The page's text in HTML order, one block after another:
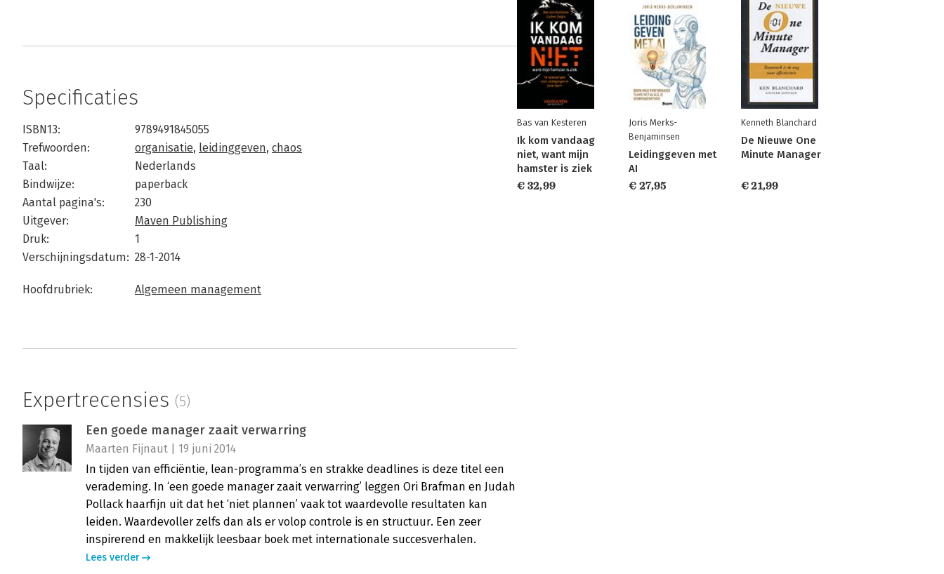
Specificaties
ISBN13:
9789491845055
Trefwoorden:
organisatie, leidinggeven, chaos
Taal:
Nederlands
Bindwijze:
paperback
Aantal pagina's:
230
Uitgever:
Maven Publishing
Druk:
1
Verschijningsdatum: 28-1-2014
Hoofdrubriek: Algemeen management
Expertrecensies (5)
Een goede manager zaait verwarring
Maarten Fijnaut | 19 juni 2014
In tijden van efficiëntie, lean-programma’s en strakke deadlines is deze titel een
verademing. In ‘een goede manager zaait verwarring’ leggen Ori Brafman en Judah
Pollack haarfijn uit dat het ‘niet plannen’ vaak tot waardevolle resultaten kan
leiden. Waardevoller zelfs dan als er volop controle is en structuur. Een zeer
inspirerend en makkelijk leesbaar boek met internationale succesverhalen.
Lees verder
Bas van Kesteren
Ik kom vandaag
niet, want mijn
hamster is ziek
€ 32,99
Joris Merks-
Benjaminsen
Leidinggeven met
AI
€ 27,95
Kenneth Blanchard
De Nieuwe One
Minute Manager
€ 21,99